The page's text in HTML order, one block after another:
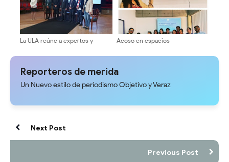
La ULA reúne a expertos y
Nacional de Ciencias Políticas
Acoso en espacios
Facijup-ULA
Reporteros de merida
Un Nuevo estilo de periodismo Objetivo y Veraz
Next Post
Previous Post